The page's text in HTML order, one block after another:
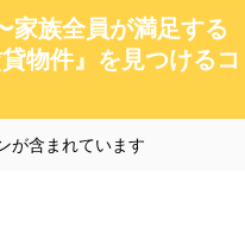
家族全員が満足する
物件』を見つけるコ
が含まれています